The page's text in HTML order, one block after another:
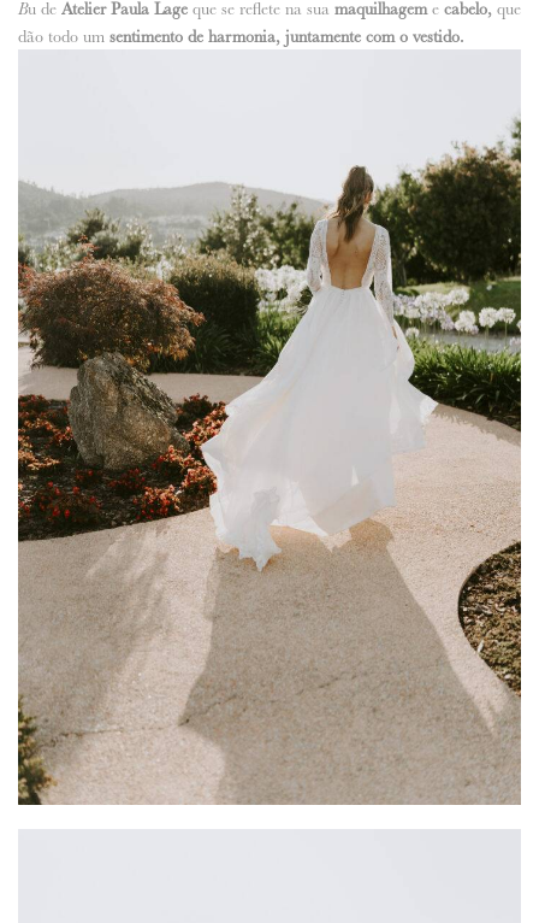
Bu de Atelier Paula Lage que se reflete na sua maquilhagem e cabelo, que
dão todo um sentimento de harmonia, juntamente com o vestido.